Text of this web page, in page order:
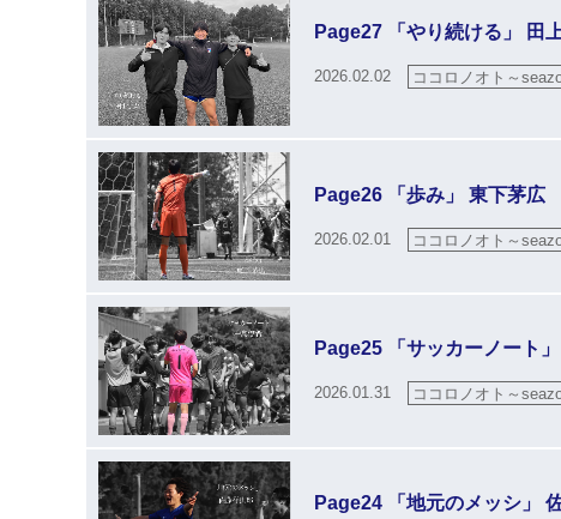
Page27 「やり続ける」 田
2026.02.02 ココロノオト～
Page26 「歩み」 東下茅広
2026.02.01 ココロノオト～
Page25 「サッカーノート
2026.01.31 ココロノオト～
Page24 「地元のメッシ」